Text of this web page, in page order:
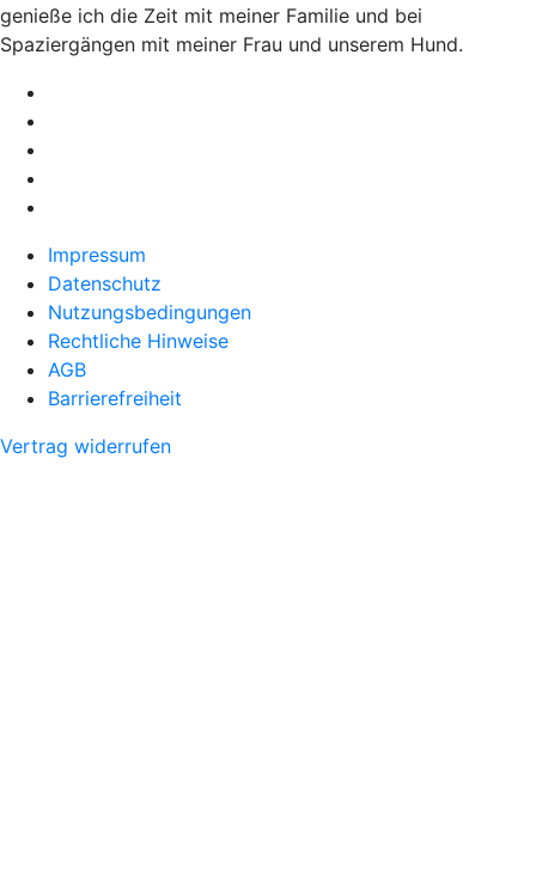
genieße ich die Zeit mit meiner Familie und bei
Spaziergängen mit meiner Frau und unserem Hund.
Impressum
Datenschutz
Nutzungsbedingungen
Rechtliche Hinweise
AGB
Barrierefreiheit
Vertrag widerrufen